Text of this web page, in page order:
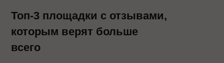
Топ-3 площадки с отзывами,
которым верят больше
всего